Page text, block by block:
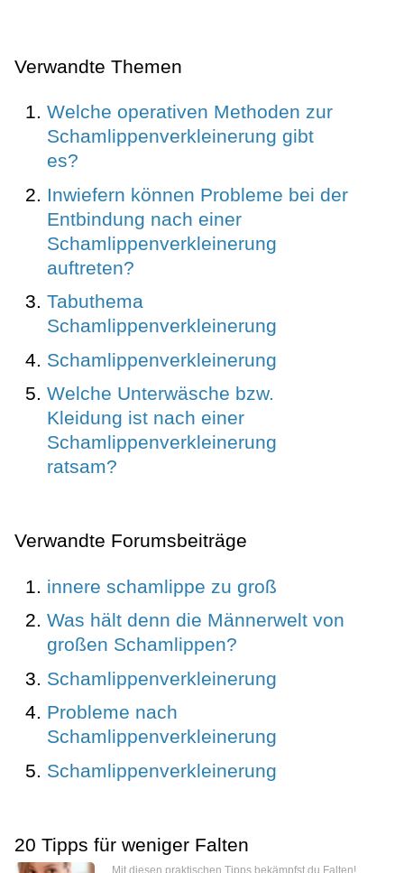
Verwandte Themen
Welche operativen Methoden zur
Schamlippenverkleinerung gibt
es?
Inwiefern können Probleme bei der
Entbindung nach einer
Schamlippenverkleinerung
auftreten?
Tabuthema
Schamlippenverkleinerung
Schamlippenverkleinerung
Welche Unterwäsche bzw.
Kleidung ist nach einer
Schamlippenverkleinerung
ratsam?
Verwandte Forumsbeiträge
innere schamlippe zu groß
Was hält denn die Männerwelt von
großen Schamlippen?
Schamlippenverkleinerung
Probleme nach
Schamlippenverkleinerung
Schamlippenverkleinerung
20 Tipps für weniger Falten
Mit diesen praktischen Tipps bekämpfst du Falten!